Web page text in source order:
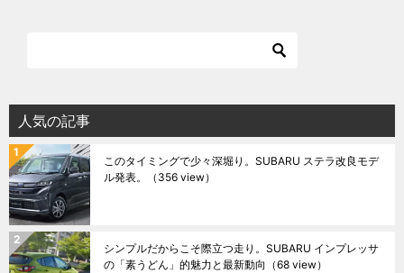
人気の記事
このタイミングで少々深堀り。SUBARU ステラ改良モデ
ル発表。
（356 view）
シンプルだからこそ際立つ走り。SUBARU インプレッサ
の「素うどん」的魅力と最新動向 （68 view）